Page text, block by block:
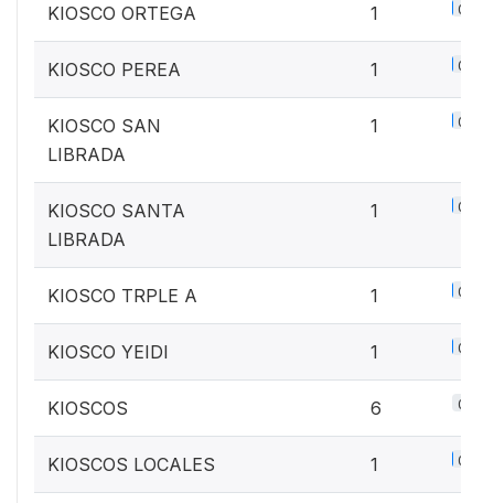
KIOSCO ORTEGA 1 0.1%
KIOSCO PEREA 1 0.1%
KIOSCO SAN
LIBRADA
1 0.1%
KIOSCO SANTA
LIBRADA
1 0.1%
KIOSCO TRPLE A 1 0.1%
KIOSCO YEIDI 1 0.1%
KIOSCOS 6 0.8%
KIOSCOS LOCALES 1 0.1%